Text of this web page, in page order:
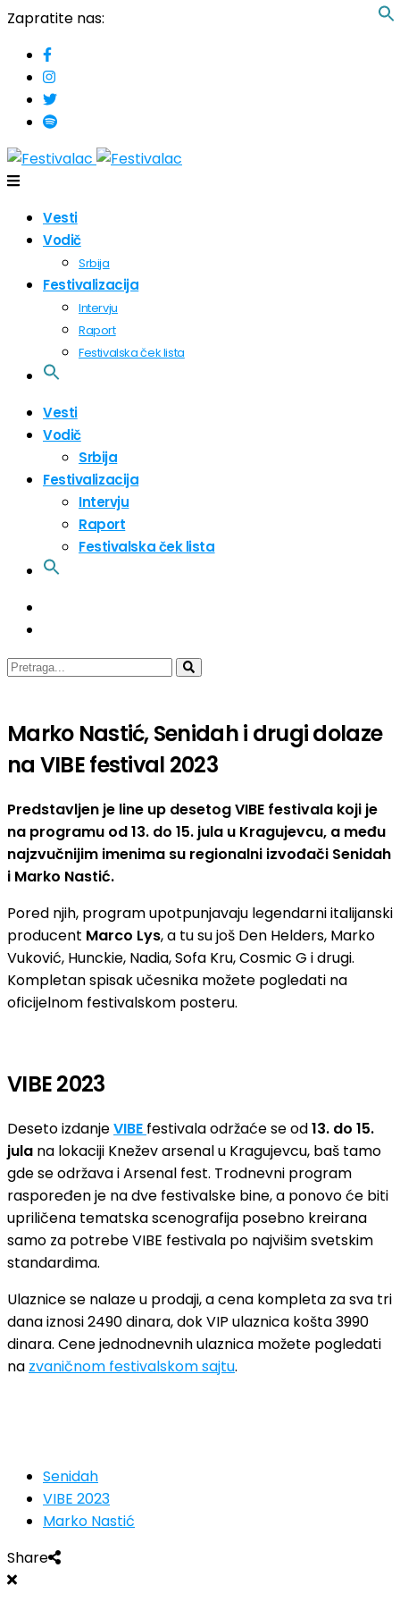
Zapratite nas:
Vesti
Vodič
Srbija
Festivalizacija
Intervju
Raport
Festivalska ček lista
Vesti
Vodič
Srbija
Festivalizacija
Intervju
Raport
Festivalska ček lista
Marko Nastić, Senidah i drugi dolaze
na VIBE festival 2023
Predstavljen je line up desetog VIBE festivala koji je
na programu od 13. do 15. jula u Kragujevcu, a među
najzvučnijim imenima su regionalni izvođači Senidah
i Marko Nastić.
Pored njih, program upotpunjavaju legendarni italijanski
producent Marco Lys, a tu su još Den Helders, Marko
Vuković, Hunckie, Nadia, Sofa Kru, Cosmic G i drugi.
Kompletan spisak učesnika možete pogledati na
oficijelnom festivalskom posteru.
VIBE 2023
Deseto izdanjeVIBE festivala održaće se od13. do 15.
jula na lokaciji Knežev arsenal u Kragujevcu, baš tamo
gde se održava i Arsenal fest. Trodnevni program
raspoređen je na dve festivalske bine, a ponovo će biti
upriličena tematska scenografija posebno kreirana
samo za potrebe VIBE festivala po najvišim svetskim
standardima.
Ulaznice se nalaze u prodaji, a cena kompleta za sva tri
dana iznosi 2490 dinara, dok VIP ulaznica košta 3990
dinara. Cene jednodnevnih ulaznica možete pogledati
na zvaničnom festivalskom sajtu.
Senidah
VIBE 2023
Marko Nastić
Share